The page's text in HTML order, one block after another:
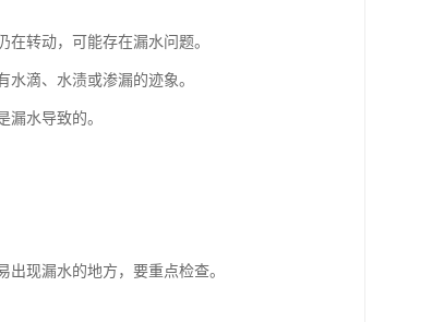
转动，可能存在漏水问题。
滴、水渍或渗漏的迹象。
水导致的。
现漏水的地方，要重点检查。